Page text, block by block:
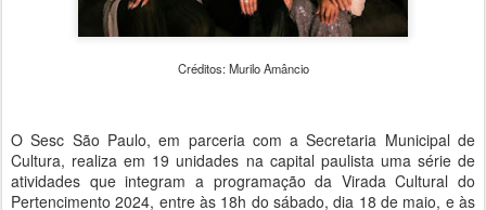
Créditos: Murilo Amâncio
O Sesc São Paulo, em parceria com a Secretaria Municipal de
Cultura, realiza em 19 unidades na capital paulista uma série de
atividades que integram a programação da Virada Cultural do
Pertencimento 2024, entre às 18h do sábado, dia 18 de maio, e às